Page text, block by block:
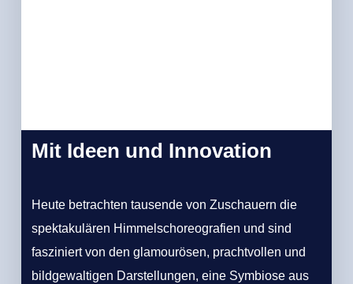
Mit Ideen und Innovation
Heute betrachten tausende von Zuschauern die
spektakulären Himmelschoreografien und sind
fasziniert von den glamourösen, prachtvollen und
bildgewaltigen Darstellungen, eine Symbiose aus